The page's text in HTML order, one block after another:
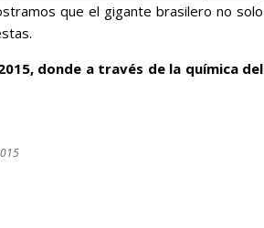
que el gigante brasilero no solo
donde a través de la química del